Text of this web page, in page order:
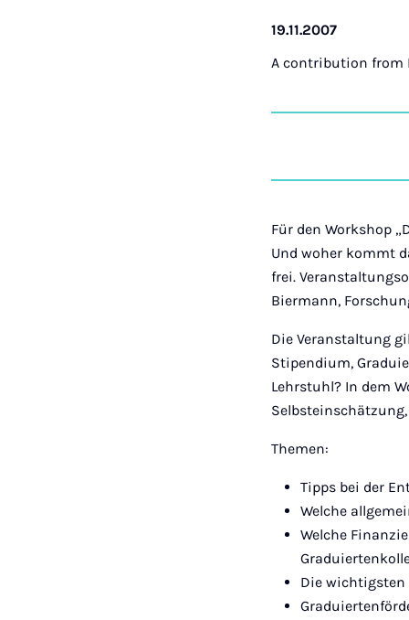
19.11.2007
A contribution from
Für den Workshop
Und woher kommt
frei.
Biermann,
Die Veranstaltung
Stipendium,
Lehrstuhl? In dem
Themen:
Tipps bei der
Welche
Welche
Die